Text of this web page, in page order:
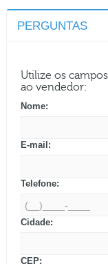
PERGUNTAS
Utilize os
ao vendedor:
Nome:
E-mail:
Telefone:
Cidade:
CEP: